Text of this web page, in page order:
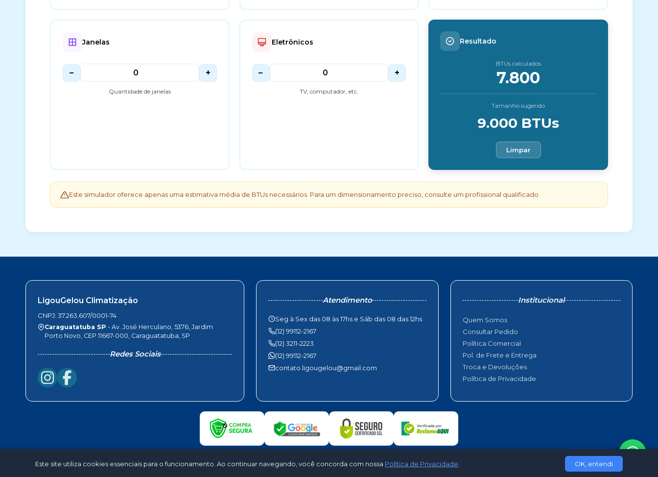
Janelas
− +
Quantidade de janelas
Eletrônicos
− +
TV, computador, etc.
Resultado
BTUs calculados
7.800
Tamanho sugerido
9.000 BTUs
Limpar
Este simulador oferece apenas uma estimativa média de BTUs necessários. Para um dimensionamento preciso, consulte um profissional qualificado.
LigouGelou Climatização
CNPJ: 37.263.607/0001-74
Caraguatatuba SP - Av. José Herculano, 5376, Jardim
Porto Novo, CEP 11667-000, Caraguatatuba, SP
Redes Sociais
Atendimento
Seg à Sex das 08 às 17hs e Sáb das 08 das 12hs
(12) 99112-2167
(12) 3211-2223
(12) 99112-2167
contato.ligougelou@gmail.com
Institucional
Quem Somos
Consultar Pedido
Política Comercial
Pol. de Frete e Entrega
Troca e Devoluções
Política de Privacidade
©2026 - LigouGelou Climatização. Todos os direitos reservados - Desenvolvido porCloudShops Web
Este site utiliza cookies essenciais para o funcionamento. Ao continuar navegando, você concorda com nossa Política de Privacidade OK, entendi